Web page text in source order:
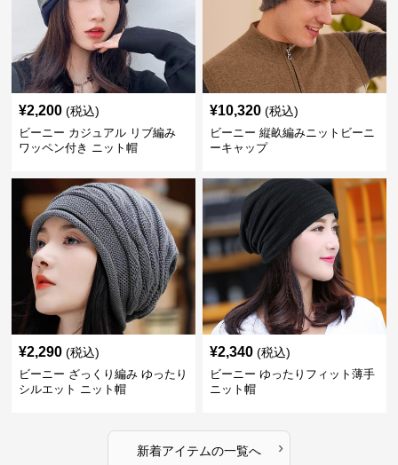
¥2,200 (税込)
ビーニー カジュアル リブ編み
ワッペン付き ニット帽
¥10,320 (税込)
ビーニー 縦畝編みニットビーニ
ーキャップ
¥2,290 (税込)
ビーニー ざっくり編み ゆったり
シルエット ニット帽
¥2,340 (税込)
ビーニー ゆったりフィット薄手
ニット帽
新着アイテムの一覧へ ›